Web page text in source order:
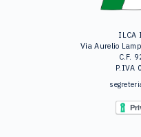
ILCA
Via Aurelio
C.F.
P.IVA